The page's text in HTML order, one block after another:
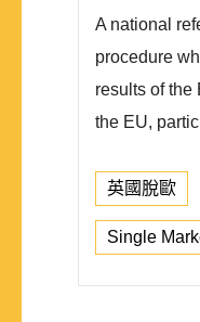
A national
procedure
results of the
the EU,
英國脫歐
Single